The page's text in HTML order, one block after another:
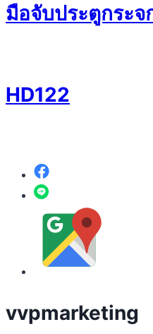
มือจับประตูกระจ
HD122
vvpmarketing